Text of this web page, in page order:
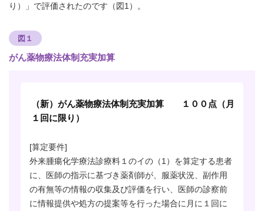
り）」で評価されたのです（図1）。
図１
がん薬物療法体制充実加算
（新）がん薬物療法体制充実加算 １００点（月
１回に限り）
[算定要件]
外来腫瘍化学療法診療料１のイの（1）を算定する患者
に、医師の指示に基づき薬剤師が、服薬状況、副作用
の有無等の情報の収集及び評価を行い、医師の診察前
に情報提供や処方の提案等を行った場合に月に１回に